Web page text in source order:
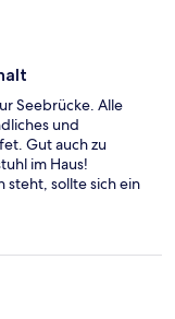
Seebrücke. Alle
und
Gut auch zu
im Haus!
steht, sollte sich ein